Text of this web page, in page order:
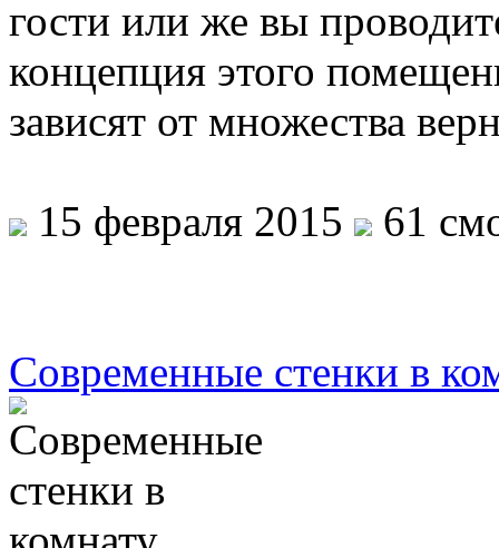
гости или же вы
концепция этого
зависят от множества
15 февраля 2015 61
Современные стенки в